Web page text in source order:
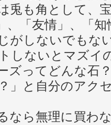
兎も角として、
、「友情」、「
がしないでもな
しないとマズイ
ズってどんな石
」と自分のアク
なら無理に買わ